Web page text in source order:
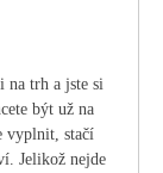
na trh a jste si
být už na
vyplnit, stačí
Jelikož nejde